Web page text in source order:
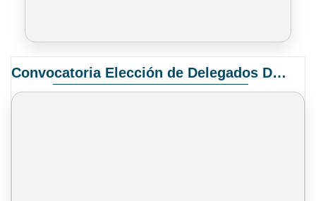
Convocatoria Elección de Delegados Docentes para el XIV Congreso Nacional de Universidades